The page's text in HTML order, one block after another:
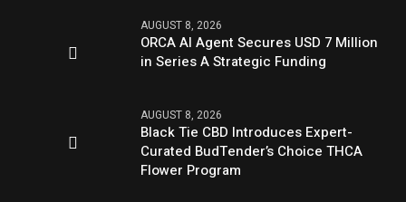
AUGUST 8, 2026
ORCA AI Agent Secures USD 7 Million
in Series A Strategic Funding
AUGUST 8, 2026
Black Tie CBD Introduces Expert-
Curated BudTender’s Choice THCA
Flower Program